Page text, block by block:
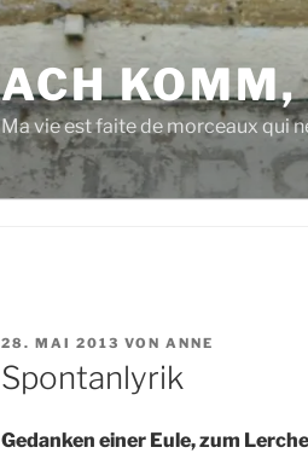
ACH KOMM,
Ma vie est faite de morceaux qui
VERÖFFENTLICHT
AM
28. MAI 2013 VON ANNE
Spontanlyrik
Gedanken einer Eule, zum